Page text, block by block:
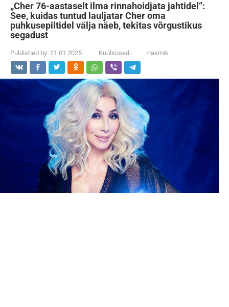
„Cher 76-aastaselt ilma rinnahoidjata jahtidel”:
See, kuidas tuntud lauljatar Cher oma
puhkusepiltidel välja näeb, tekitas võrgustikus
segadust
Published by: 21.01.2025 Kuulsused Hasmik